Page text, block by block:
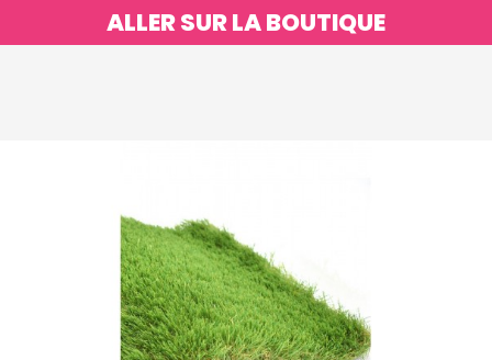
ALLER SUR LA BOUTIQUE